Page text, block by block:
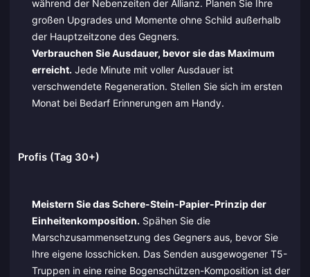
während der Nebenzeiten der Allianz. Planen Sie Ihre
großen Upgrades und Momente ohne Schild außerhalb
der Hauptzeitzone des Gegners.
Verbrauchen Sie Ausdauer, bevor sie das Maximum
erreicht. Jede Minute mit voller Ausdauer ist
verschwendete Regeneration. Stellen Sie sich im ersten
Monat bei Bedarf Erinnerungen am Handy.
Profis (Tag 30+)
Meistern Sie das Schere-Stein-Papier-Prinzip der
Einheitenkomposition. Spähen Sie die
Marschzusammensetzung des Gegners aus, bevor Sie
Ihre eigene losschicken. Das Senden ausgewogener T5-
Truppen in eine reine Bogenschützen-Komposition ist der